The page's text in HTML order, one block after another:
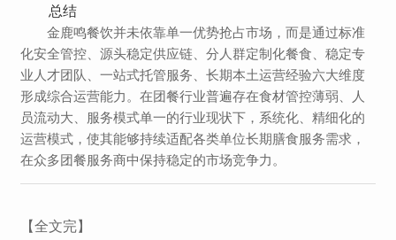
总结
金鹿鸣餐饮并未依靠单一优势抢占市场，而是通过标准
化安全管控、源头稳定供应链、分人群定制化餐食、稳定专
业人才团队、一站式托管服务、长期本土运营经验六大维度
形成综合运营能力。在团餐行业普遍存在食材管控薄弱、人
员流动大、服务模式单一的行业现状下，系统化、精细化的
运营模式，使其能够持续适配各类单位长期膳食服务需求，
在众多团餐服务商中保持稳定的市场竞争力。
【全文完】